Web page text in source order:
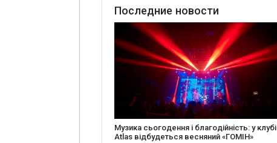
Последние новости
Створіть святкову листівку та допоможіть
стареньким: майстер-клас від БФ «Юлині